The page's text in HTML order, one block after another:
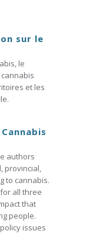
sur le
le
et les
authors
provincial,
to cannabis.
all three
that
people.
issues